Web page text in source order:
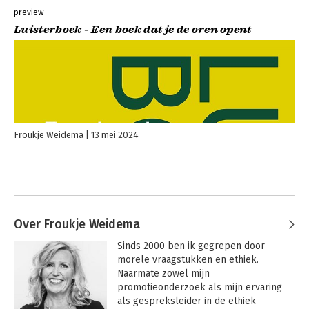
preview
Luisterboek - Een boek dat je de oren opent
Froukje Weidema 13 mei 2024
Over Froukje Weidema
Sinds 2000 ben ik gegrepen door
morele vraagstukken en ethiek.
Naarmate zowel mijn
promotieonderzoek als mijn ervaring
als gespreksleider in de ethiek